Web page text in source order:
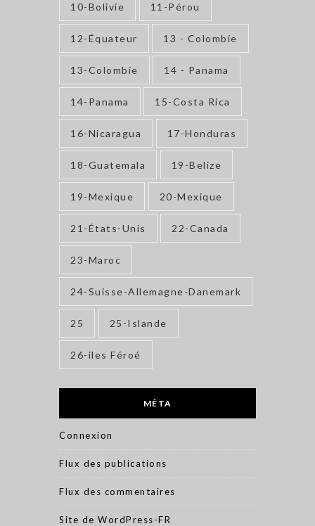
10-Bolivie 11-Pérou
12-Équateur 13 - Colombie
13-Colombie 14 - Panama
14-Panama 15-Costa Rica
16-Nicaragua 17-Honduras
18-Guatemala 19-Belize
19-Mexique 20-Mexique
21-États-Unis 22-Canada
23-Maroc
24-Suisse-Allemagne-Danemark
25 25-Islande
26-iles Féroé
MÉTA
Connexion
Flux des publications
Flux des commentaires
Site de WordPress-FR